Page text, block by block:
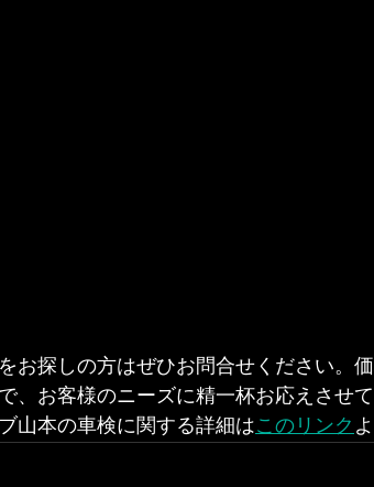
お探しの方はぜひお問合せください。
、お客様のニーズに精一杯お応えさせ
山本の車検に関する詳細はこのリンク